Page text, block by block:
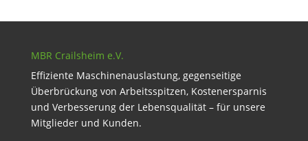
MBR Crailsheim e.V.
Effiziente Maschinenauslastung, gegenseitige
Überbrückung von Arbeitsspitzen, Kostenersparnis
und Verbesserung der Lebensqualität – für unsere
Mitglieder und Kunden.